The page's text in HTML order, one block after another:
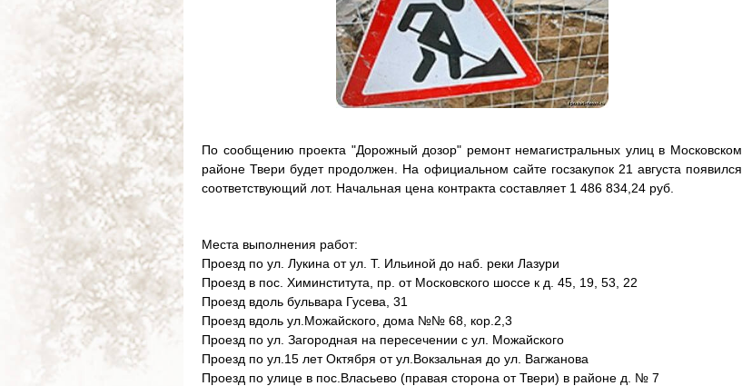
По сообщению проекта "Дорожный дозор" ремонт немагистральных улиц в Московском
районе Твери будет продолжен. На официальном сайте госзакупок 21 августа появился
соответствующий лот. Начальная цена контракта составляет 1 486 834,24 руб.
Места выполнения работ:
Проезд по ул. Лукина от ул. Т. Ильиной до наб. реки Лазури
Проезд в пос. Химинститута, пр. от Московского шоссе к д. 45, 19, 53, 22
Проезд вдоль бульвара Гусева, 31
Проезд вдоль ул.Можайского, дома №№ 68, кор.2,3
Проезд по ул. Загородная на пересечении с ул. Можайского
Проезд по ул.15 лет Октября от ул.Вокзальная до ул. Вагжанова
Проезд по улице в пос.Власьево (правая сторона от Твери) в районе д. № 7